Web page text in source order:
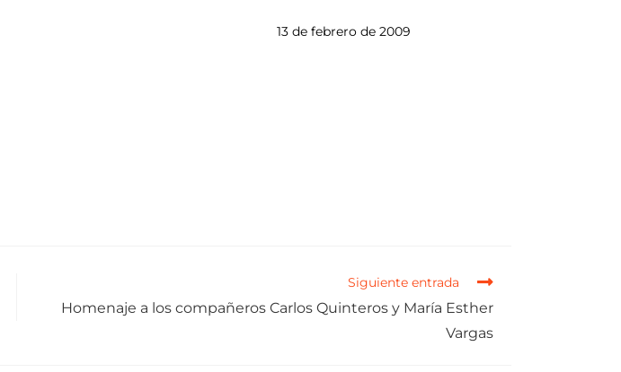
13 de febrero de 2009
Siguiente entrada
Homenaje a los compañeros Carlos Quinteros y María Esther
Vargas